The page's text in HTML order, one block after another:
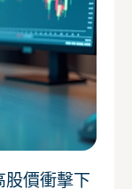
股價衝擊下